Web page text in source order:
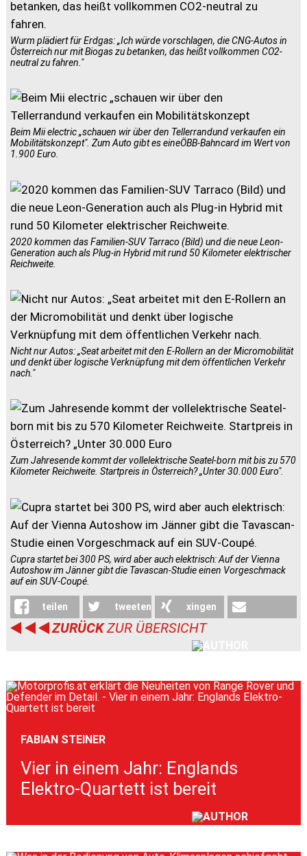
Wurm plädiert für Erdgas: „Ich würde vorschlagen, die CNG-Autos in
Österreich nur mit Biogas zu betanken, das heißt vollkommen CO2-
neutral zu fahren."
Beim Mii electric „schauen wir über den Tellerrandund verkaufen ein
Mobilitätskonzept". Zum Auto gibt es eineÖBB-Bahncard im Wert von
1.900 Euro.
2020 kommen das Familien-SUV Tarraco (Bild) und die neue Leon-
Generation auch als Plug-in Hybrid mit rund 50 Kilometer elektrischer
Reichweite.
Nicht nur Autos: „Seat arbeitet mit den E-Rollern an der Micromobilität
und denkt über logische Verknüpfung mit dem öffentlichen Verkehr
nach."
Zum Jahresende kommt der vollelektrische Seatel-born mit bis zu 570
Kilometer Reichweite. Startpreis in Österreich? „Unter 30.000 Euro".
Cupra startet bei 300 PS, wird aber auch elektrisch: Auf der Vienna
Autoshow im Jänner gibt die Tavascan-Studie einen Vorgeschmack
auf ein SUV-Coupé.
teilen tweeten xingen
ZURÜCKZUR ÜBERSICHT
FABIAN STEINER
Vier in einem Jahr: Englands
Elektro-Quartett ist bereit